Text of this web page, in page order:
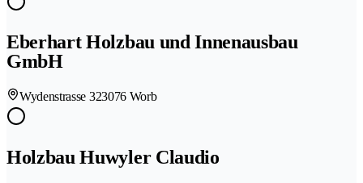
Eberhart Holzbau und Innenausbau
GmbH
Wydenstrasse 323076 Worb
Holzbau Huwyler Claudio